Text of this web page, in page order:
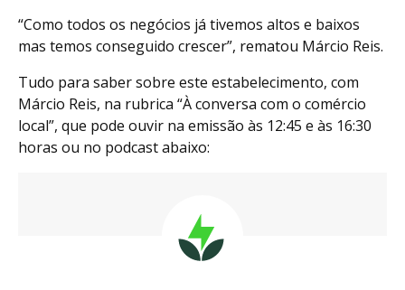
“Como todos os negócios já tivemos altos e baixos
mas temos conseguido crescer”, rematou Márcio Reis.
Tudo para saber sobre este estabelecimento, com
Márcio Reis, na rubrica “À conversa com o comércio
local”, que pode ouvir na emissão às 12:45 e às 16:30
horas ou no podcast abaixo: